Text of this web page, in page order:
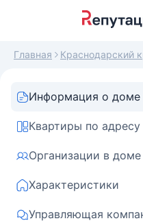
Главная Краснодарский
Информация о доме
Квартиры по адресу
Организации в доме
Характеристики
Управляющая